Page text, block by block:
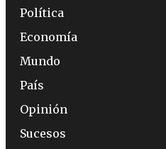
Política
Economía
Mundo
País
Opinión
Sucesos